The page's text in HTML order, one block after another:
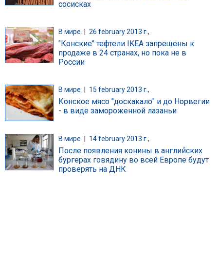
сосисках
В мире 26 february 2013 г.,
"Конские" тефтели IKEA запрещены к
продаже в 24 странах, но пока не в
России
В мире 15 february 2013 г.,
Конское мясо "доскакало" и до Норвегии
- в виде замороженной лазаньи
В мире | 14 february 2013 г.,
После появления конины в английских
бургерах говядину во всей Европе будут
проверять на ДНК